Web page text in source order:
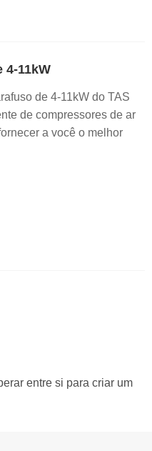
4-11kW
de 4-11kW do TAS
de compressores de ar
a você o melhor
entre si para criar um